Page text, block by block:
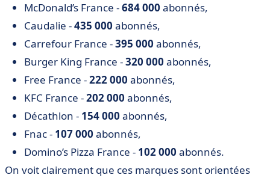
McDonald’s France -684 000 abonnés,
Caudalie -435 000 abonnés,
Carrefour France -395 000 abonnés,
Burger King France -320 000 abonnés,
Free France -222 000 abonnés,
KFC France -202 000 abonnés,
Décathlon - 154 000 abonnés,
Fnac - 107 000 abonnés,
Domino’s Pizza France - 102 000 abonnés.
On voit clairement que ces marques sont orientées